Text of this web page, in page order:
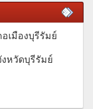
เมืองบุรีรัมย์
หวัดบุรีรัมย์